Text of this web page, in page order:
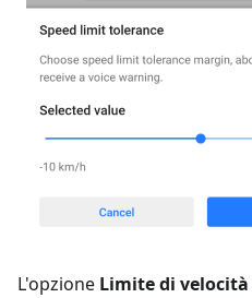
L'opzione Limite di velocità